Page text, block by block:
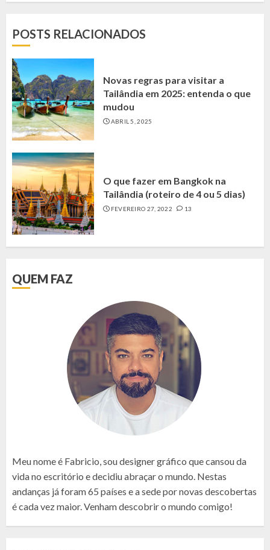
POSTS RELACIONADOS
Novas regras para visitar a
Tailândia em 2025: entenda o que
mudou
ABRIL 5, 2025
O que fazer em Bangkok na
Tailândia (roteiro de 4 ou 5 dias)
FEVEREIRO 27, 2022 13
QUEM FAZ
Meu nome é Fabricio, sou designer gráfico que cansou da
vida no escritório e decidiu abraçar o mundo. Nestas
andanças já foram 65 países e a sede por novas descobertas
é cada vez maior. Venham descobrir o mundo comigo!